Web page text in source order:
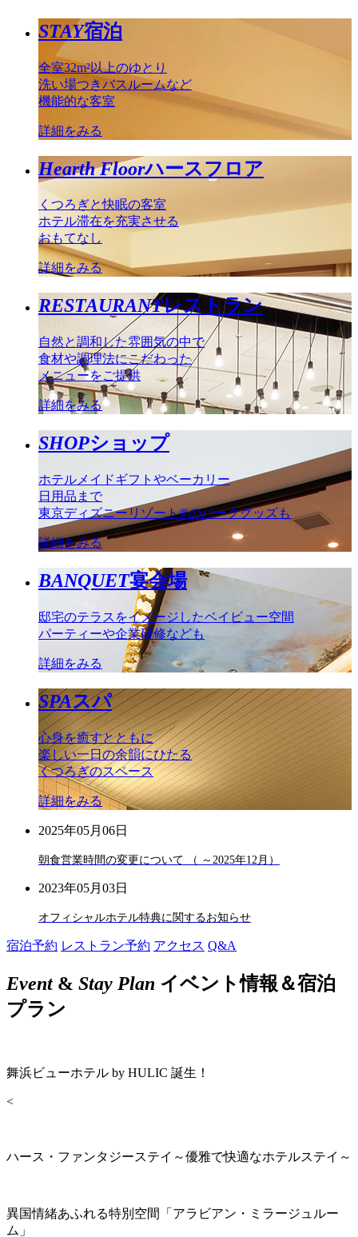
STAY宿泊
全室32m²以上のゆとり
洗い場つきバスルームなど
機能的な客室
詳細をみる
Hearth Floorハースフロア
くつろぎと快眠の客室
ホテル滞在を充実させる
おもてなし
詳細をみる
RESTAURANTレストラン
自然と調和した雰囲気の中で
食材や調理法にこだわった
メニューをご提供
詳細をみる
SHOPショップ
ホテルメイドギフトやベーカリー
日用品まで
東京ディズニーリゾート®のパークグッズも
詳細をみる
BANQUET宴会場
邸宅のテラスをイメージしたベイビュー空間
パーティーや企業研修なども
詳細をみる
SPAスパ
心身を癒すとともに
楽しい一日の余韻にひたる
くつろぎのスペース
詳細をみる
2025年05月06日
朝食営業時間の変更について （ ～2025年12月）
2023年05月03日
オフィシャルホテル特典に関するお知らせ
宿泊予約 レストラン予約 アクセス Q&A
Event& Stay Plan イベント情報＆宿泊
プラン
舞浜ビューホテル by HULIC 誕生！
<
ハース・ファンタジーステイ～優雅で快適なホテルステイ～
異国情緒あふれる特別空間「アラビアン・ミラージュルー
ム」